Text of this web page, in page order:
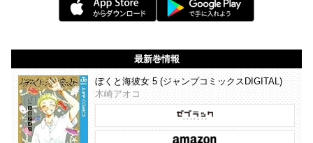
最新巻情報
ぼくと海彼女 5 (ジャンプコミックスDIGITAL)
木崎アオコ